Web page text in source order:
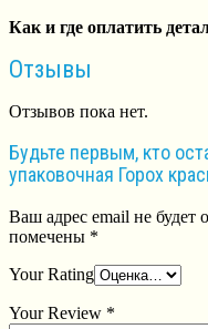
Как и где оплатить
Отзывы
Отзывов пока нет.
Будьте первым, кто
упаковочная Горох
Ваш адрес email не будет
помечены *
Your Rating
Your Review *